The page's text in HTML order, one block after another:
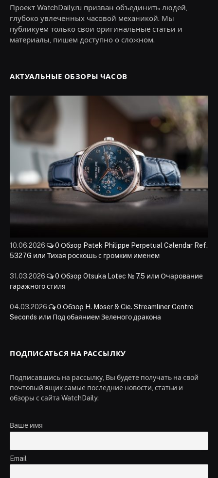
Проект WatchDaily.ru призван объединить людей,
глубоко увлеченных часовой механикой. Мы
публикуем только свои оригинальные статьи и
материалы, пишем доступно о сложном.
АКТУАЛЬНЫЕ ОБЗОРЫ ЧАСОВ
10.06.2026 0 Обзор Patek Philippe Perpetual Calendar Ref.
5327G или Тихая роскошь с громким именем
31.03.2026 0 Обзор Otsuka Lotec № 7.5 или Очарование
гаражного стиля
04.03.2026 0 Обзор H. Moser & Cie. Streamliner Centre
Seconds или Под обаянием Зеленого дракона
ПОДПИСАТЬСЯ НА РАССЫЛКУ
Подписавшись на рассылку, Вы будете получать на свой
почтовый ящик самые последние новости, статьи и
обзоры с сайта WatchDaily:
Ваше имя
Email